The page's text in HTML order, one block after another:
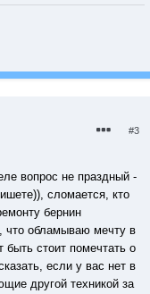
#3
вопрос не праздный -
сломается, кто
бернин
что обламываю мечту в
стоит помечтать о
если у вас нет в
другой техникой за